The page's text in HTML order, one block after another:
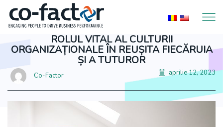
ROLUL VITAL AL CULTURII
ORGANIZAȚIONALE ÎN REUȘITA FIECĂRUIA
ȘI A TUTUROR
Co-Factor aprilie 12, 2023